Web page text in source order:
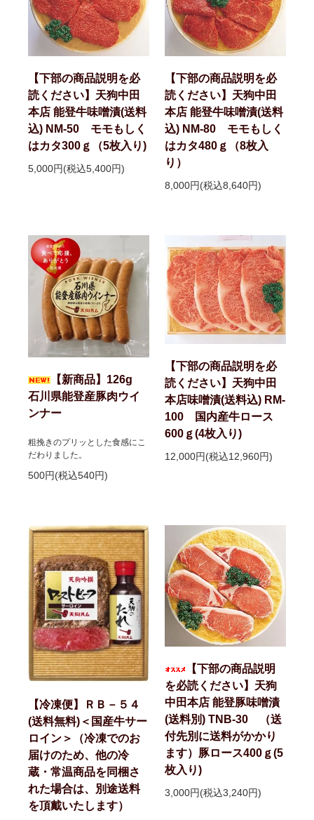
【下部の商品説明を必
読ください】天狗中田
本店 能登牛味噌漬(送料
込) NM-50 モモもしく
はカタ300ｇ（5枚入り)
5,000円(税込5,400円)
【下部の商品説明を必
読ください】天狗中田
本店 能登牛味噌漬(送料
込) NM-80 モモもしく
はカタ480ｇ（8枚入
り）
8,000円(税込8,640円)
【新商品】126g
石川県能登産豚肉ウイ
ンナー
粗挽きのプリッとした食感にこ
だわりました。
500円(税込540円)
【下部の商品説明を必
読ください】天狗中田
本店味噌漬(送料込) RM-
100 国内産牛ロース
600ｇ(4枚入り)
12,000円(税込12,960円)
【冷凍便】ＲＢ－５４
(送料無料)＜国産牛サー
ロイン＞（冷凍でのお
届けのため、他の冷
蔵・常温商品を同梱さ
れた場合は、別途送料
を頂戴いたします）
【下部の商品説明
を必読ください】天狗
中田本店 能登豚味噌漬
(送料別) TNB-30 （送
付先別に送料がかかり
ます）豚ロース400ｇ(5
枚入り)
3,000円(税込3,240円)